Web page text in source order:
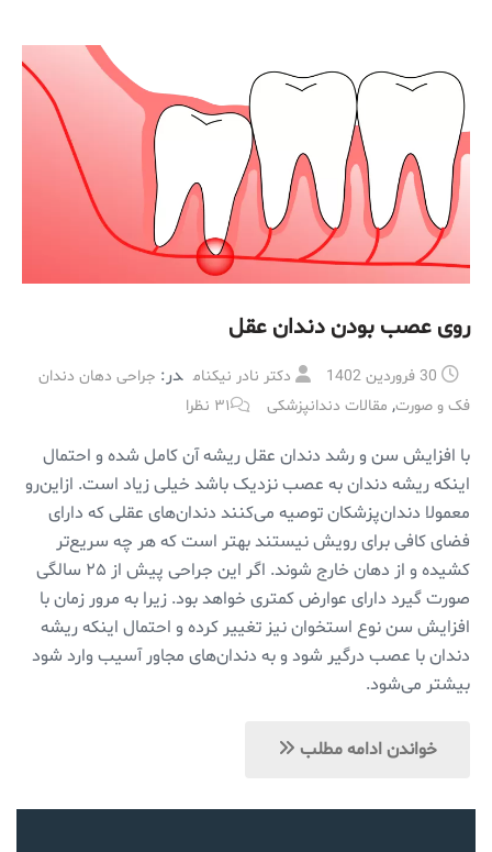
روی عصب بودن دندان عقل
30 فروردین 1402 دکتر نادر نیکنام در: جراحی دهان دندان
فک و صورت, مقالات دندانپزشکی ۳۱ نظرا
با افزایش سن و رشد دندان عقل ریشه آن کامل شده و احتمال
اینکه ریشه دندان به عصب نزدیک باشد خیلی زیاد است. ازاین‌رو
معمولا دندان‌پزشکان توصیه می‌کنند دندان‌‌‌های عقلی که دارای
فضای کافی برای رویش نیستند بهتر است که هر چه سریع‌تر
کشیده و از دهان خارج شوند. اگر این جراحی پیش از ۲۵ سالگی
صورت گیرد دارای عوارض کمتری خواهد بود. زیرا به مرور زمان با
افزایش سن نوع استخوان نیز تغییر کرده و احتمال اینکه ریشه
دندان با عصب درگیر شود و به دندان‌های مجاور آسیب وارد شود
بیشتر می‌شود.
خواندن ادامه مطلب